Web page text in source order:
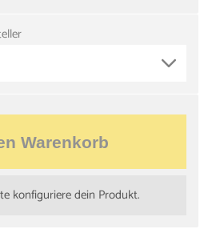
Warenkorb
konfiguriere dein Produkt.